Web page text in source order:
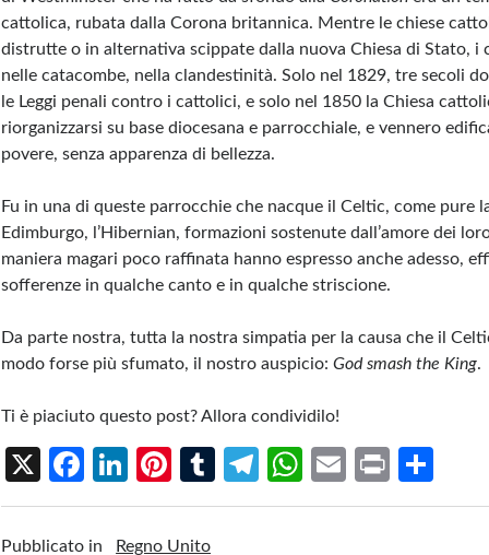
cattolica, rubata dalla Corona britannica. Mentre le chiese
distrutte o in alternativa scippate dalla nuova Chiesa di Stato, i
nelle catacombe, nella clandestinità. Solo nel 1829, tre secoli
le Leggi penali contro i cattolici, e solo nel 1850 la Chiesa
riorganizzarsi su base diocesana e parrocchiale, e vennero
povere, senza apparenza di bellezza.
Fu in una di queste parrocchie che nacque il Celtic, come pure
Edimburgo, l’Hibernian, formazioni sostenute dall’amore dei
maniera magari poco raffinata hanno espresso anche adesso,
sofferenze in qualche canto e in qualche striscione.
Da parte nostra, tutta la nostra simpatia per la causa che il
modo forse più sfumato, il nostro auspicio:God smash the King.
Ti è piaciuto questo post? Allora condividilo!
X
Fa
ce
b
Li
n
ke
Pi
nt
er
T
u
Te
le
W
h
E
m
Pr
in h
Pubblicato in Regno Unito